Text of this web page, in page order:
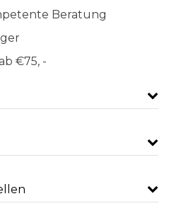
Beratung
€75, -